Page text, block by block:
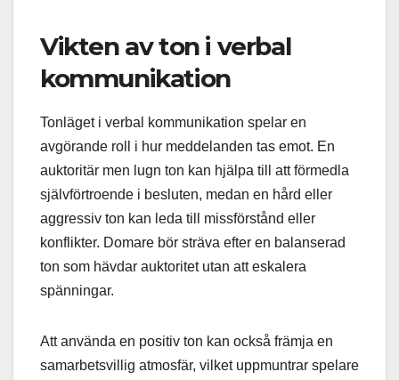
Vikten av ton i verbal
kommunikation
Tonläget i verbal kommunikation spelar en
avgörande roll i hur meddelanden tas emot. En
auktoritär men lugn ton kan hjälpa till att förmedla
självförtroende i besluten, medan en hård eller
aggressiv ton kan leda till missförstånd eller
konflikter. Domare bör sträva efter en balanserad
ton som hävdar auktoritet utan att eskalera
spänningar.
Att använda en positiv ton kan också främja en
samarbetsvillig atmosfär, vilket uppmuntrar spelare